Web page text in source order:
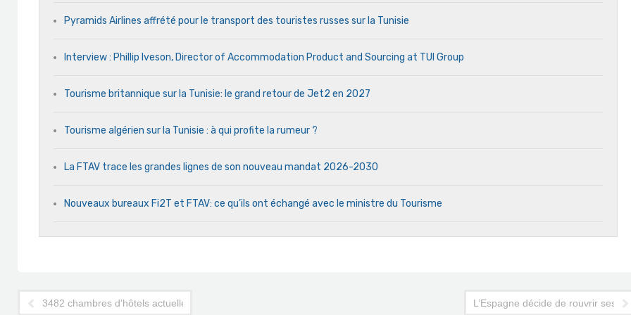
Pyramids Airlines affrété pour le transport des touristes russes sur la Tunisie
Interview : Phillip Iveson, Director of Accommodation Product and Sourcing at TUI Group
Tourisme britannique sur la Tunisie: le grand retour de Jet2 en 2027
Tourisme algérien sur la Tunisie : à qui profite la rumeur ?
La FTAV trace les grandes lignes de son nouveau mandat 2026-2030
Nouveaux bureaux Fi2T et FTAV: ce qu’ils ont échangé avec le ministre du Tourisme
3482 chambres d'hôtels actuellement dédiées au confinement obligatoire L’Espagne décide de rouvrir ses